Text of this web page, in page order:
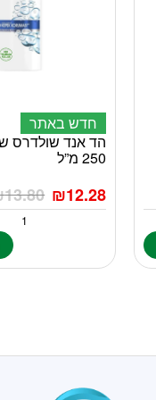
חדש באתר
הד אנד שולדרס
250 מ”ל
13.80 ₪12.28